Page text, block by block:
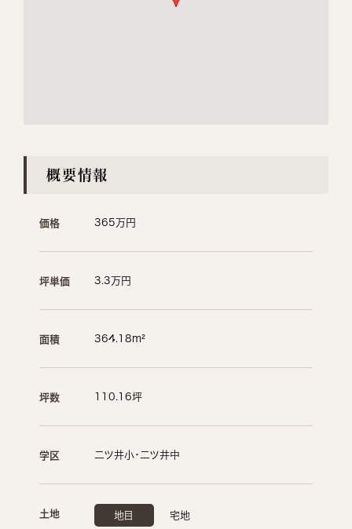
概要情報
価格 365万円
坪単価 3.3万円
面積 364.18m²
坪数 110.16坪
学区 二ツ井小・二ツ井中
土地 地目 宅地